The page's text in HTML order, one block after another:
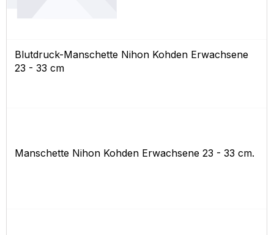
Blutdruck-Manschette Nihon Kohden Erwachsene
23 - 33 cm
Manschette Nihon Kohden Erwachsene 23 - 33 cm.